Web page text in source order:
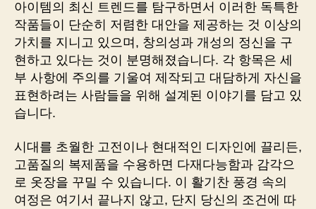
아이템의 최신 트렌드를 탐구하면서 이러한 독특한
작품들이 단순히 저렴한 대안을 제공하는 것 이상의
가치를 지니고 있으며, 창의성과 개성의 정신을 구
현하고 있다는 것이 분명해졌습니다. 각 항목은 세
부 사항에 주의를 기울여 제작되고 대담하게 자신을
표현하려는 사람들을 위해 설계된 이야기를 담고 있
습니다.
시대를 초월한 고전이나 현대적인 디자인에 끌리든,
고품질의 복제품을 수용하면 다재다능함과 감각으
로 옷장을 꾸밀 수 있습니다. 이 활기찬 풍경 속의
여정은 여기서 끝나지 않고, 단지 당신의 조건에 따